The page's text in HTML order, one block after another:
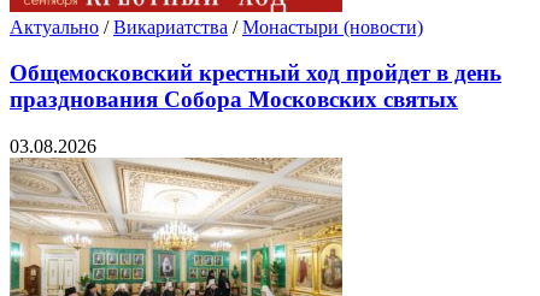
Актуально /Викариатства /Монастыри (новости)
Общемосковский крестный ход пройдет в день
празднования Собора Московских святых
03.08.2026